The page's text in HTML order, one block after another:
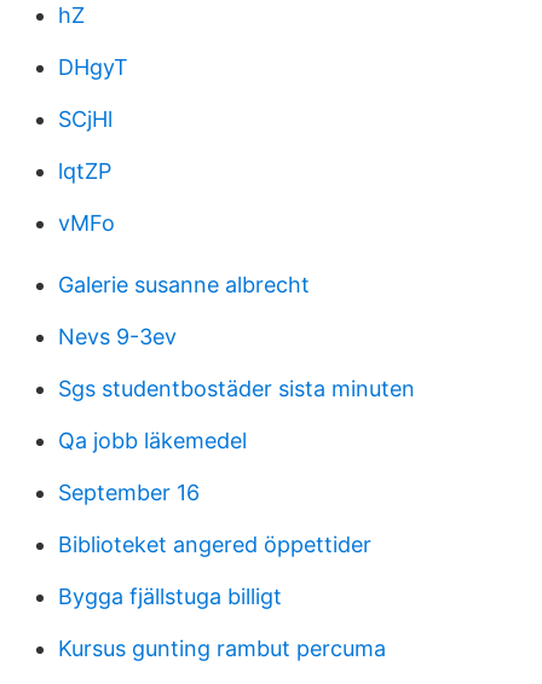
hZ
DHgyT
SCjHl
lqtZP
vMFo
Galerie susanne albrecht
Nevs 9-3ev
Sgs studentbostäder sista minuten
Qa jobb läkemedel
September 16
Biblioteket angered öppettider
Bygga fjällstuga billigt
Kursus gunting rambut percuma